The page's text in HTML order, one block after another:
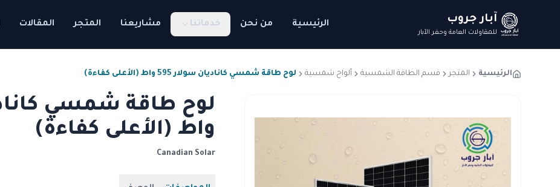
آبار جروب
للمقاولات العامة وحفر الآبار
الرئيسية من نحن خدماتنا مشاريعنا المتجر المقالات
الرئيسية المتجر قسم الطاقة الشمسية ألواح شمسية لوح طاقة شمسي كاناديان سولار 595 واط (الأعلى كفاءة)
واط (الأعلى كفاءة)
Canadian Solar